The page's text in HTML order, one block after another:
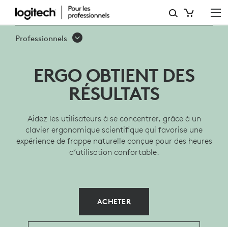
CLAVIER
SANS
ERGONOMIQUE
PROFESSIONNEL
K860
Professionnels
ERGO OBTIENT DES
RÉSULTATS
Aidez les utilisateurs à se concentrer, grâce à un
clavier ergonomique scientifique qui favorise une
expérience de frappe naturelle conçue pour des heures
d’utilisation confortable.
ACHETER